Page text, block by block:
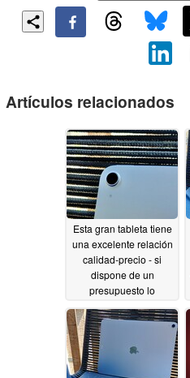
Artículos relacionados
Esta gran tableta tiene
una excelente relación
calidad-precio - si
dispone de un
presupuesto lo
grande04/22/2026